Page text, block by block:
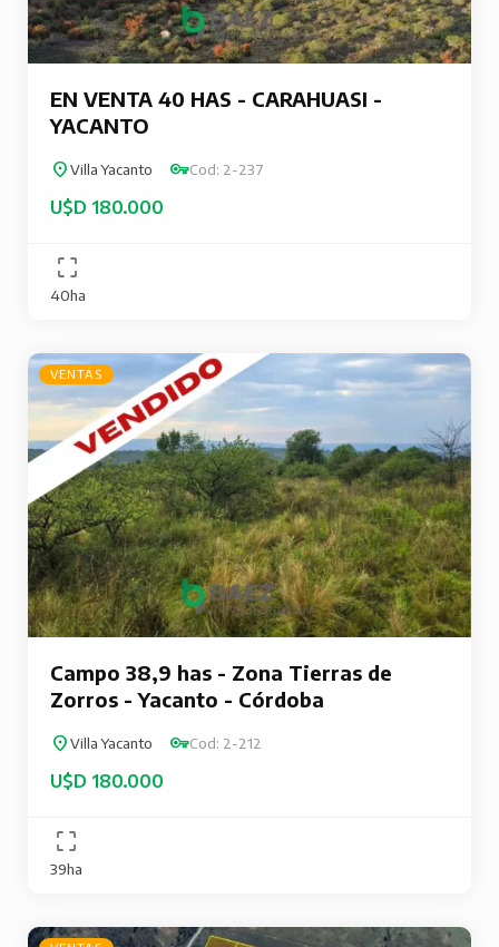
EN VENTA 40 HAS - CARAHUASI -
YACANTO
Villa Yacanto Cod: 2-237
U$D 180.000
40ha
VENTAS
Campo 38,9 has - Zona Tierras de
Zorros - Yacanto - Córdoba
Villa Yacanto Cod: 2-212
U$D 180.000
39ha